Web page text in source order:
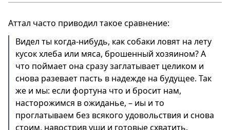
Аттал часто приводил такое сравнение:
Видел ты когда-нибудь, как собаки ловят на лету
кусок хлеба или мяса, брошенный хозяином? А
что поймает она сразу заглатывает целиком и
снова разевает пасть в надежде на будущее. Так
же и мы: если фортуна что и бросит нам,
насторожимся в ожиданье, – иы и то
проглатываем без всякого удовольствия и снова
стоим, навострив уши и готовые схватить.